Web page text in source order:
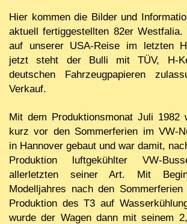
Hier kommen die Bilder und
aktuell fertiggestellten 82er
auf unserer USA-Reise im letzten
jetzt steht der Bulli mit TÜV, H-
deutschen Fahrzeugpapieren
Verkauf.
Mit dem Produktionsmonat Juli 1982
kurz vor den Sommerferien im VW-
in Hannover gebaut und war damit,
Produktion luftgekühlter VW-
allerletzten seiner Art. Mit
Modelljahres nach den
Produktion des T3 auf
wurde der Wagen dann mit seinem